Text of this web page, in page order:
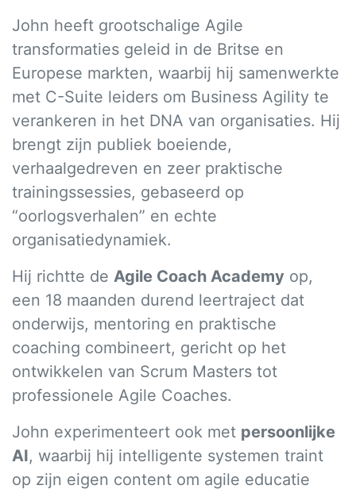
John heeft grootschalige Agile
transformaties geleid in de Britse en
Europese markten, waarbij hij samenwerkte
met C-Suite leiders om Business Agility te
verankeren in het DNA van organisaties. Hij
brengt zijn publiek boeiende,
verhaalgedreven en zeer praktische
trainingssessies, gebaseerd op
“oorlogsverhalen” en echte
organisatiedynamiek.
Hij richtte de Agile Coach Academy op,
een 18 maanden durend leertraject dat
onderwijs, mentoring en praktische
coaching combineert, gericht op het
ontwikkelen van Scrum Masters tot
professionele Agile Coaches.
John experimenteert ook met persoonlijke
AI, waarbij hij intelligente systemen traint
op zijn eigen content om agile educatie